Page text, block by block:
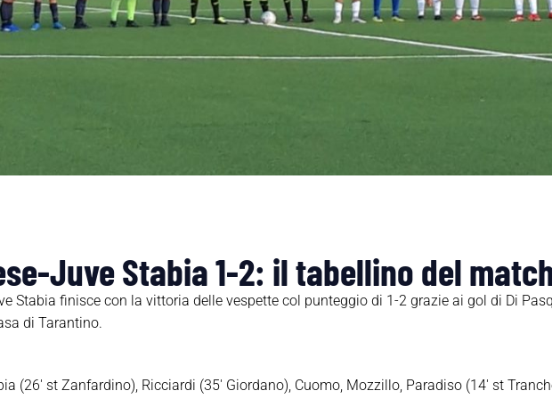
Juve Stabia 1-2: il tabellino del
Stabia finisce con la vittoria delle vespette col punteggio di 1-2 grazie ai gol di Di
di Tarantino.
(26′ st Zanfardino), Ricciardi (35′ Giordano), Cuomo, Mozzillo, Paradiso (14′ st